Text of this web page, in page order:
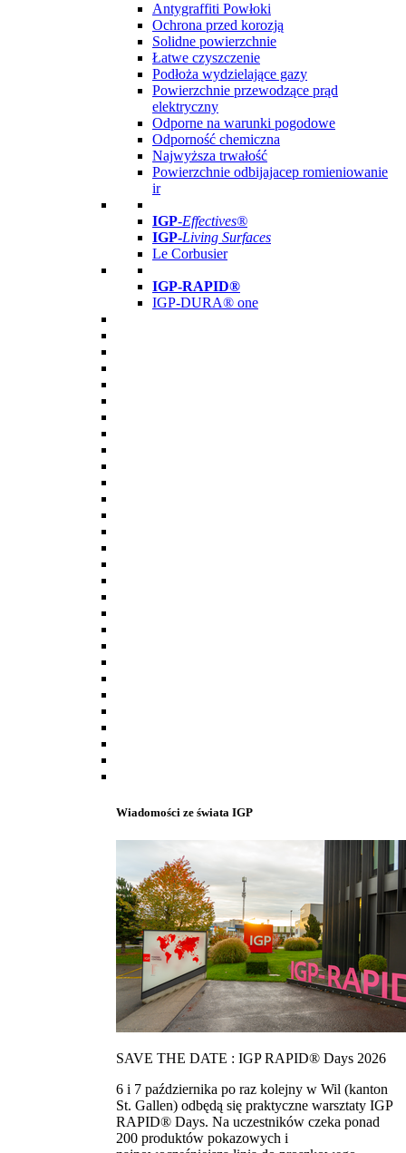
Antygraffiti Powłoki
Ochrona przed korozją
Solidne powierzchnie
Łatwe czyszczenie
Podłoża wydzielające gazy
Powierzchnie przewodzące prąd
elektryczny
Odporne na warunki pogodowe
Odporność chemiczna
Najwyższa trwałość
Powierzchnie odbijajacep romieniowanie
ir
IGP-Effectives®
IGP-Living Surfaces
Le Corbusier
IGP-RAPID®
IGP-DURA® one
Wiadomości ze świata IGP
SAVE THE DATE : IGP RAPID® Days 2026
6 i 7 października po raz kolejny w Wil (kanton
St. Gallen) odbędą się praktyczne warsztaty IGP
RAPID® Days. Na uczestników czeka ponad
200 produktów pokazowych i